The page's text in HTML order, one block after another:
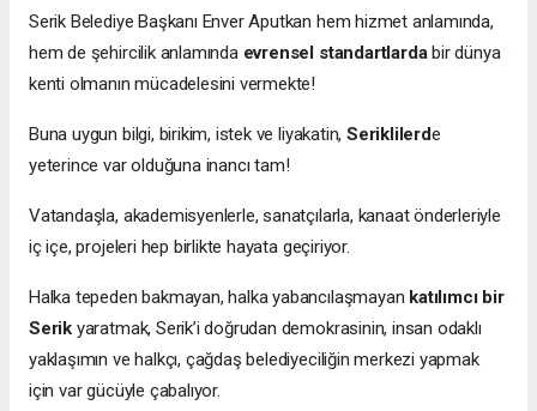
Serik Belediye Başkanı Enver Aputkan hem hizmet anlamında,
hem de şehircilik anlamında evrensel standartlardabir dünya
kenti olmanın mücadelesini vermekte!
Buna uygun bilgi, birikim, istek ve liyakatin, Seriklilerde
yeterince var olduğuna inancı tam!
Vatandaşla, akademisyenlerle, sanatçılarla, kanaat önderleriyle
iç içe, projeleri hep birlikte hayata geçiriyor.
Halka tepeden bakmayan, halka yabancılaşmayan katılımcı bir
Serik yaratmak, Serik’i doğrudan demokrasinin, insan odaklı
yaklaşımın ve halkçı, çağdaş belediyeciliğin merkezi yapmak
için var gücüyle çabalıyor.